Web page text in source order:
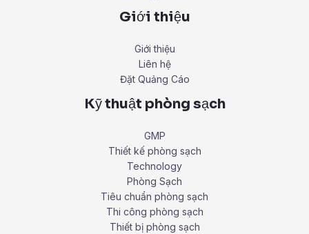
Giới thiệu
Giới thiệu
Liên hệ
Đặt Quảng Cáo
Kỹ thuật phòng sạch
GMP
Thiết kế phòng sạch
Technology
Phòng Sạch
Tiêu chuẩn phòng sạch
Thi công phòng sạch
Thiết bị phòng sạch